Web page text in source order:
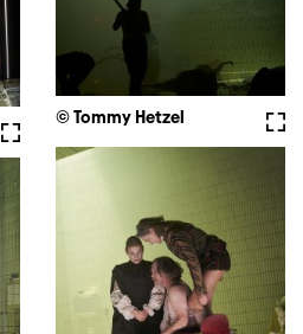
Vollbild
© Tommy Hetzel